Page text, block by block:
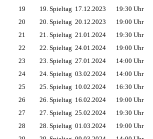
19
19. Spieltag 17.12.2023 19:30 Uhr
20
20. Spieltag 20.12.2023 19:00 Uhr
21
21. Spieltag 21.01.2024 19:30 Uhr
22
22. Spieltag 24.01.2024 19:00 Uhr
23
23. Spieltag 27.01.2024 14:00 Uhr
24
24. Spieltag 03.02.2024 14:00 Uhr
25
25. Spieltag 10.02.2024 16:30 Uhr
26
26. Spieltag 16.02.2024 19:00 Uhr
27
27. Spieltag 25.02.2024 19:30 Uhr
28
28. Spieltag 01.03.2024 19:00 Uhr